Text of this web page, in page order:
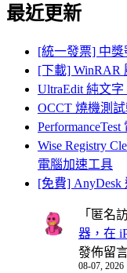
最近更新
[統一發票] 中獎
[下載] WinRAR
UltraEdit 純文
OCCT 燒機測
Wise Registry
電腦加速工具
[免費] AnyDesk
「 匿名
器，在
發佈留
08-07, 2026